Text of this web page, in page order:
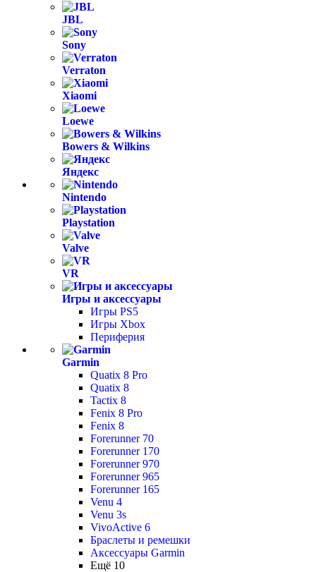
JBL
Sony
Verraton
Xiaomi
Loewe
Bowers & Wilkins
Яндекс
Nintendo
Playstation
Valve
VR
Игры и аксессуары
Игры PS5
Игры Xbox
Периферия
Garmin
Quatix 8 Pro
Quatix 8
Tactix 8
Fenix 8 Pro
Fenix 8
Forerunner 70
Forerunner 170
Forerunner 970
Forerunner 965
Forerunner 165
Venu 4
Venu 3s
VivoActive 6
Браслеты и ремешки
Аксессуары Garmin
Ещё 10